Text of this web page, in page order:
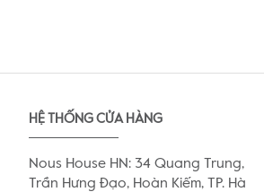
HỆ THỐNG CỬA HÀNG
Nous House HN: 34 Quang Trung,
Trần Hưng Đạo, Hoàn Kiếm, TP. Hà